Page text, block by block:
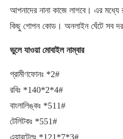
আপনাদের নানা কাজে লাগবে। এর
কিছু গোপন কোড। অনলাইন ঘেঁটে সব
ভুলে যাওয়া মোবাইল নাম্বার
গ্রামীণফোনঃ *2#
রবিঃ *140*2*4#
বাংলালিঙ্কঃ *511#
টেলিটকঃ *551#
এয়ারটেলঃ *121*7*3#